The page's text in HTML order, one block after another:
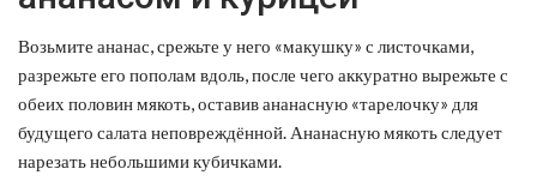
Возьмите ананас, срежьте у него «макушку» с листочками,
разрежьте его пополам вдоль, после чего аккуратно вырежьте с
обеих половин мякоть, оставив ананасную «тарелочку» для
будущего салата неповреждённой. Ананасную мякоть следует
нарезать небольшими кубичками.